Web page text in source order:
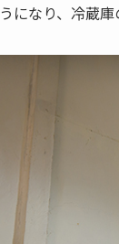
になり、冷蔵庫